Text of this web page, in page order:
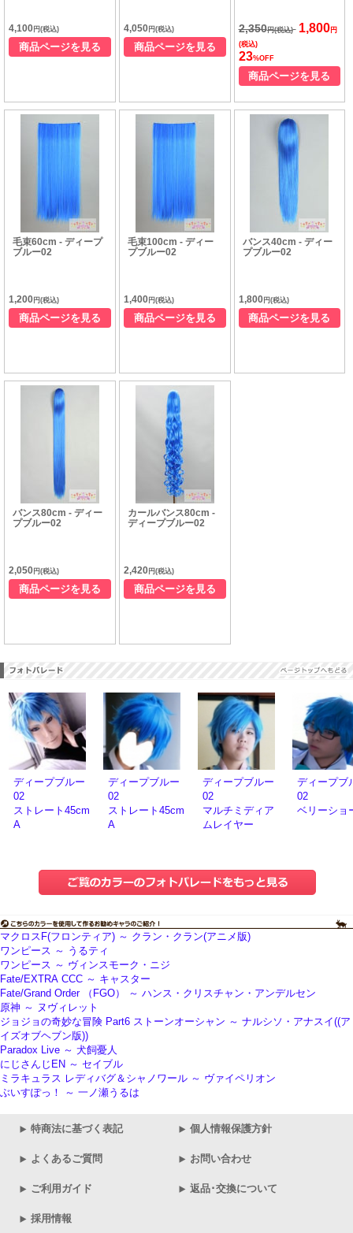
4,100 円(税込)
商品ページを見る
4,050円(税込)
商品ページを見る
2,350円(税込) 1,800円
(税込)
23%OFF
商品ページを見る
毛束60cm - ディープ
ブルー02
1,200 円(税込)
商品ページを見る
毛束100cm - ディー
プブルー02
1,400円(税込)
商品ページを見る
バンス40cm - ディー
プブルー02
1,800円(税込)
商品ページを見る
バンス80cm - ディー
プブルー02
2,050 円(税込)
商品ページを見る
カールバンス80cm -
ディープブルー02
2,420円(税込)
商品ページを見る
ディープブルー
02
ストレート45cm
A
ディープブルー
02
ストレート45cm
A
ディープブルー
02
マルチミディア
ムレイヤー
ディープブ
02
ベリーショ
マクロスF(フロンティア) ～ クラン・クラン(アニメ版)
ワンピース ～ うるティ
ワンピース ～ ヴィンスモーク・ニジ
Fate/EXTRA CCC ～ キャスター
Fate/Grand Order （FGO） ～ ハンス・クリスチャン・アンデルセン
原神 ～ ヌヴィレット
ジョジョの奇妙な冒険 Part6 ストーンオーシャン ～ ナルシソ・アナスイ((ア
イズオブヘブン版))
Paradox Live ～ 犬飼憂人
にじさんじEN ～ セイブル
ミラキュラス レディバグ＆シャノワール ～ ヴァイペリオン
ぶいすぽっ！ ～ 一ノ瀬うるは
特商法に基づく表記 個人情報保護方針
よくあるご質問 お問い合わせ
ご利用ガイド 返品･交換について
採用情報